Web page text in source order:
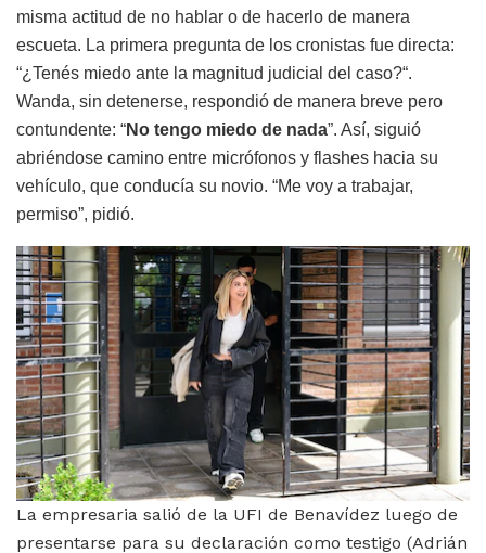
misma actitud de no hablar o de hacerlo de manera
escueta. La primera pregunta de los cronistas fue directa:
“¿Tenés miedo ante la magnitud judicial del caso?“.
Wanda, sin detenerse, respondió de manera breve pero
contundente: “No tengo miedo de nada”. Así, siguió
abriéndose camino entre micrófonos y flashes hacia su
vehículo, que conducía su novio. “Me voy a trabajar,
permiso”, pidió.
La empresaria salió de la UFI de Benavídez luego de
presentarse para su declaración como testigo (Adrián